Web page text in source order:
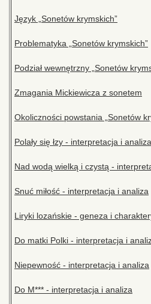
Język „Sonetów krymskich”
Problematyka „Sonetów krymskich”
Podział wewnętrzny „Sonetów
Zmagania Mickiewicza z sonetem
Okoliczności powstania „Sonetów
Polały się łzy - interpretacja i analiza
Nad wodą wielką i czystą -
Snuć miłość - interpretacja i analiza
Liryki lozańskie - geneza i
Do matki Polki - interpretacja i
Niepewność - interpretacja i analiza
Do M*** - interpretacja i analiza